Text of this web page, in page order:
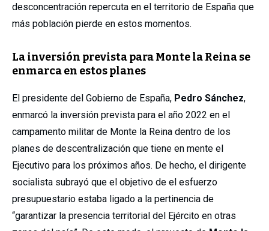
desconcentración repercuta en el territorio de España que
más población pierde en estos momentos.
La inversión prevista para Monte la Reina se
enmarca en estos planes
El presidente del Gobierno de España, Pedro Sánchez,
enmarcó la inversión prevista para el año 2022 en el
campamento militar de Monte la Reina dentro de los
planes de descentralización que tiene en mente el
Ejecutivo para los próximos años. De hecho, el dirigente
socialista subrayó que el objetivo de el esfuerzo
presupuestario estaba ligado a la pertinencia de
“garantizar la presencia territorial del Ejército en otras